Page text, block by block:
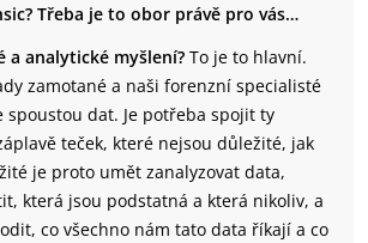
Třeba je to obor právě pro vás…
a analytické myšlení? To je to hlavní.
zamotané a naši forenzní specialisté
spoustou dat. Je potřeba spojit ty
teček, které nejsou důležité, jak
je proto umět zanalyzovat data,
která jsou podstatná a která nikoliv, a
co všechno nám tato data říkají a co